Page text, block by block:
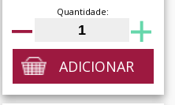
Quantidade:
ADICIONAR